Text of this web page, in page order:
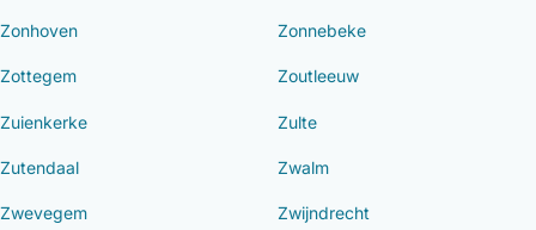
Zonhoven Zonnebeke
Zottegem Zoutleeuw
Zuienkerke Zulte
Zutendaal Zwalm
Zwevegem Zwijndrecht